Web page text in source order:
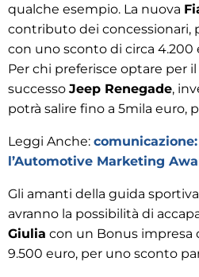
qualche esempio. La nuova
contributo dei concessionari,
con uno sconto di circa 4.200
Per chi preferisce optare per
successo Jeep Renegade,
potrà salire fino a 5mila euro,
Leggi Anche:
l’Automotive Marketing
Gli amanti della guida
avranno la possibilità di
Giulia con un Bonus impresa
9.500 euro, per uno sconto